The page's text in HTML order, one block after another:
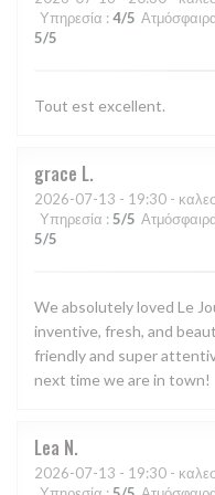
Υπηρεσία : 4/5
5/5
Tout est excellent.
grace L
2026-07-13 - 19:30 -
Υπηρεσία : 5/5
5/5
We absolutely loved Le
inventive, fresh, and
friendly and super
next time we are in town!
Lea N
2026-07-13 - 19:30 -